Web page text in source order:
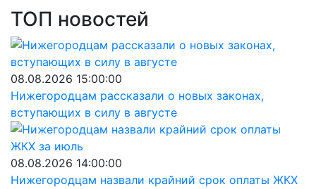
ТОП новостей
08.08.2026 15:00:00
Нижегородцам рассказали о новых законах,
вступающих в силу в августе
08.08.2026 14:00:00
Нижегородцам назвали крайний срок оплаты ЖКХ